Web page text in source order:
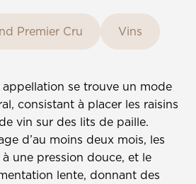
Premier Cru Vins
se trouve un mode
consistant à placer les raisins
vin sur des lits de paille.
d’au moins deux mois, les
une pression douce, et le
lente, donnant des